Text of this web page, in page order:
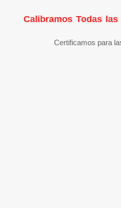
Calibramos Todas
Certificamos para